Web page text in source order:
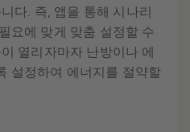
다. 즉, 앱을 통해 시나리
요에 맞게 맞춤 설정할 수
열리자마자 난방이나 에
설정하여 에너지를 절약할